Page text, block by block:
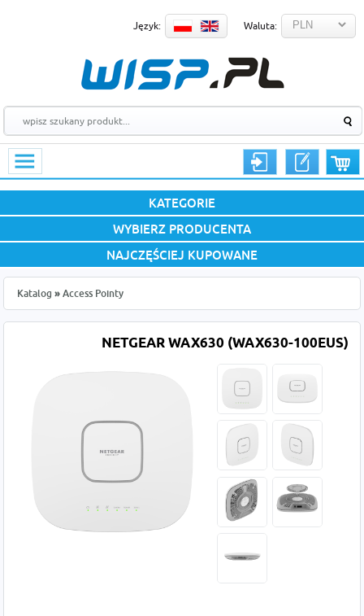
Język: Waluta:
KATEGORIE
WYBIERZ PRODUCENTA
NAJCZĘŚCIEJ KUPOWANE
Katalog » Access Pointy
NETGEAR WAX630 (WAX630-100EUS)